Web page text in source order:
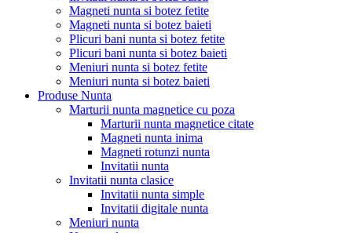
Magneti nunta si botez fetite
Magneti nunta si botez baieti
Plicuri bani nunta si botez fetite
Plicuri bani nunta si botez baieti
Meniuri nunta si botez fetite
Meniuri nunta si botez baieti
Produse Nunta
Marturii nunta magnetice cu poza
Marturii nunta magnetice citate
Magneti nunta inima
Magneti rotunzi nunta
Invitatii nunta
Invitatii nunta clasice
Invitatii nunta simple
Invitatii digitale nunta
Meniuri nunta